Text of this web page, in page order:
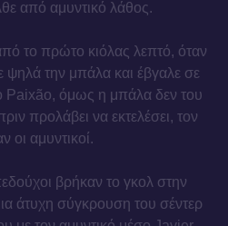
από αμυντικό λάθος.
το πρώτο κιόλας λεπτό, όταν
την μπάλα και έβγαλε σε
Paixão, όμως η μπάλα δεν του
προλάβει να εκτελέσει, τον
οι αμυντικοί.
βρήκαν το γκολ στην
άτυχη σύγκρουση του σέντερ